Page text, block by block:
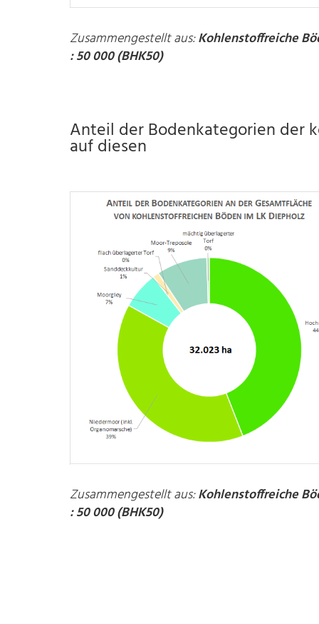
Zusammengestellt aus:Kohlenstoffreiche
: 50 000 (BHK50)
Anteil der Bodenkategorien der
auf diesen
Zusammengestellt aus:Kohlenstoffreiche
: 50 000 (BHK50)